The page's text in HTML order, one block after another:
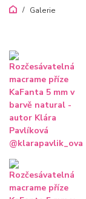
Galerie